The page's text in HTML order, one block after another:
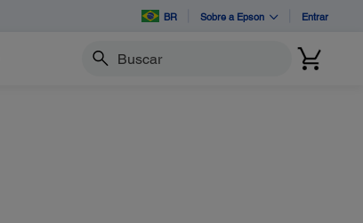
BR Sobre a Epson Entrar
Buscar